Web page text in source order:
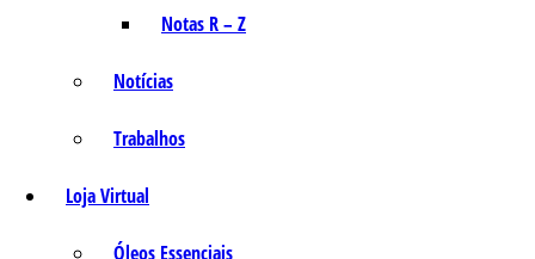
Notas R – Z
Notícias
Trabalhos
Loja Virtual
Óleos Essenciais